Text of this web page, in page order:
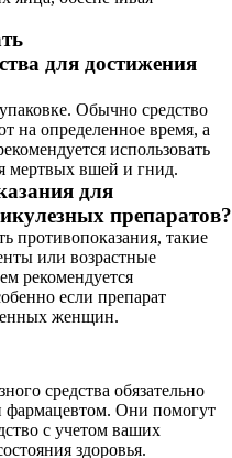
для достижения
Обычно средство
на определенное время, а
использовать
мертвых вшей и гнид.
для
препаратов?
противопоказания, такие
или возрастные
рекомендуется
если препарат
женщин.
средства обязательно
фармацевтом. Они помогут
с учетом ваших
здоровья.